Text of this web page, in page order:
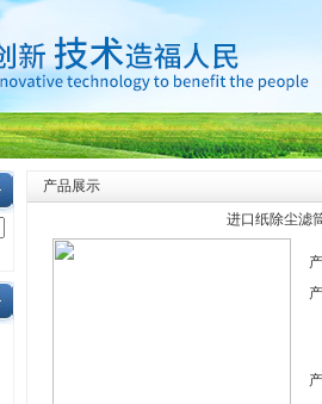
产品展示
进口纸除尘滤